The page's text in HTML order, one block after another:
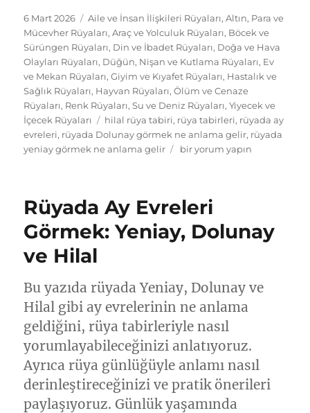
Yayın
tarihi
6 Mart 2026 Kategoriler
Aile ve İnsan İlişkileri Rüyaları,Altın, Para ve
Mücevher Rüyaları,Araç ve Yolculuk Rüyaları, Böcek ve
Sürüngen Rüyaları, Din ve İbadet Rüyaları, Doğa ve Hava
Olayları Rüyaları, Düğün, Nişan ve Kutlama Rüyaları, Ev
ve Mekan Rüyaları,Giyim ve Kıyafet Rüyaları, Hastalık ve
Sağlık Rüyaları, Hayvan Rüyaları,Ölüm ve Cenaze
Rüyaları, Renk Rüyaları,Su ve Deniz Rüyaları,Yiyecek ve
İçecek Rüyaları
Etiketler
hilal rüya tabiri, rüya tabirleri, rüyada ay
evreleri, rüyada Dolunay görmek ne anlama gelir, rüyada
yeniay görmek ne anlama gelir
Rüyada
Yeniay,
ve
bir yorum yapın
Rüyada Ay Evreleri
Görmek: Yeniay, Dolunay
ve Hilal
Bu yazıda rüyada Yeniay, Dolunay ve
Hilal gibi ay evrelerinin ne anlama
geldiğini, rüya tabirleriyle nasıl
yorumlayabileceğinizi anlatıyoruz.
Ayrıca rüya günlüğüyle anlamı nasıl
derinleştireceğinizi ve pratik önerileri
paylaşıyoruz. Günlük yaşamında